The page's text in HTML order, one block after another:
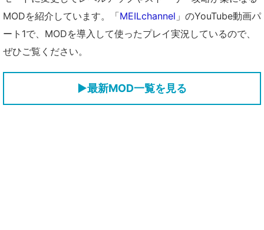
MODを紹介しています。「MEILchannel 」のYouTube動画パ
ート1で、MODを導入して使ったプレイ実況しているので、
ぜひご覧ください。
▶最新MOD一覧を見る